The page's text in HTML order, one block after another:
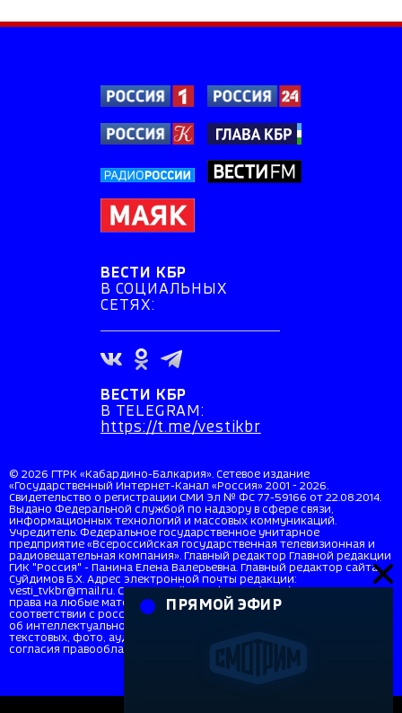
ВЕСТИ КБР
В СОЦИАЛЬНЫХ
СЕТЯХ:
ВЕСТИ КБР
В TELEGRAM:
https://t.me/vestikbr
© 2026 ГТРК «Кабардино-Балкария». Сетевое издание
«Государственный Интернет-Канал «Россия» 2001 - 2026.
Свидетельство о регистрации СМИ Эл № ФС 77-59166 от 22.08.2014.
Выдано Федеральной службой по надзору в сфере связи,
информационных технологий и массовых коммуникаций.
Учредитель: Федеральное государственное унитарное
предприятие «Всероссийская государственная телевизионная и
радиовещательная компания». Главный редактор Главной редакции
ГИК "Россия" - Панина Елена Валерьевна. Главный редактор сайта
Суйдимов Б.Х. Адрес электронной почты редакции:
vesti_tvkbr@mail.ru. Справочный телефон: +7 (8662) 40-36-33. Все
права на любые материалы, опубликованные на сайте, защищены в
соответствии с российским и международным законодательством
об интеллектуальной собственности. Любое использование
текстовых, фото, аудио и видеоматериалов возможно только с
согласия правообладателя (ВГТРК). Для детей старше 16 лет (16+).
ПРЯМОЙ ЭФИР